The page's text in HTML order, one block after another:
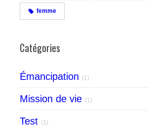
femme
Catégories
Émancipation (1)
Mission de vie (1)
Test (1)